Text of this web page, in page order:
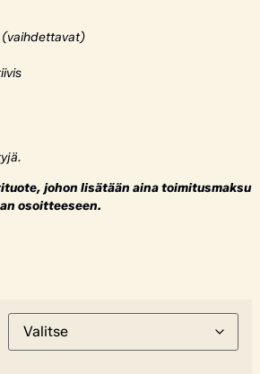
johon lisätään aina toimitusmaksu
osoitteeseen.